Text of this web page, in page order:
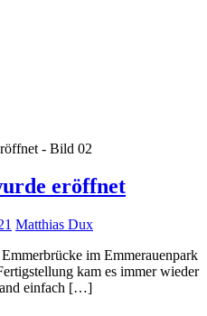
- Bild 02
eröffnet
Matthias Dux
im Emmerauenpark
kam es immer wieder
einfach […]